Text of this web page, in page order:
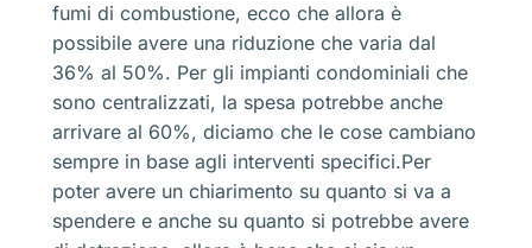
fumi di combustione, ecco che allora è
possibile avere una riduzione che varia dal
36% al 50%. Per gli impianti condominiali che
sono centralizzati, la spesa potrebbe anche
arrivare al 60%, diciamo che le cose cambiano
sempre in base agli interventi specifici.Per
poter avere un chiarimento su quanto si va a
spendere e anche su quanto si potrebbe avere